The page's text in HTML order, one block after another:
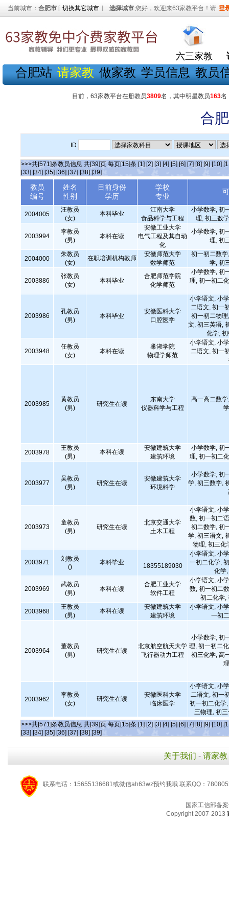
当前城市： 合肥市 [ 切换其它城市 ] 选择城市 您好，欢迎来63家教平台！请 登
六三家教
合肥站 请家教 做家教 学员信息 教员
目前，63家教平台在册教员3809名，其中明星教员163名
合
ID
>>>共[571]条教员信息 共[39]页 每页[15]条 [1] [2] [3] [4] [5] [6] [7] [8] [9] [10]
[33] [34] [35] [36] [37] [38] [39]
教员
编号
姓名
性别
目前身份
学历
学校
专业
2004005
汪教员
(女)
本科毕业
江南大学
食品科学与工程
小学数学, 初
理, 初三数
2003994
李教员
(男)
本科在读
安徽工业大学
电气工程及其自动
化
小学数学, 初
理, 初
2004000
朱教员
(女)
在职培训机构教师
安徽师范大学
数学师范
初一初二数
学, 初
2003886
张教员
(女)
本科毕业
合肥师范学院
化学师范
小学数学, 初
理, 初一初二
2003986
孔教员
(男)
本科毕业
安徽医科大学
口腔医学
小学语文, 小
二语文, 初一
初一初二物
文, 初三英语,
化学,
2003948
任教员
(女)
本科在读
巢湖学院
物理学师范
小学语文, 小
二语文, 初一
2003985
黄教员
(男)
研究生在读
东南大学
仪器科学与工程
高一高二数
2003978
王教员
(男)
本科在读
安徽建筑大学
建筑环境
小学数学, 初
理, 初一初二
2003977
吴教员
(男)
研究生在读
安徽建筑大学
环境科学
小学数学, 初
学, 初三数学,
2003973
童教员
(男)
研究生在读
北京交通大学
土木工程
小学语文, 小
数, 初一初二
初二数学, 初
学, 初三语文,
物理, 初三化
2003971
刘教员
()
本科毕业 18355189030
小学语文, 小
一初二化学,
化学
2003969
武教员
(男)
本科在读
合肥工业大学
软件工程
小学语文, 小
数, 初一初二
初二化学,
2003968
王教员
(男)
本科在读
安徽建筑大学
建筑环境
小学语文, 小
一初
2003964
董教员
(男)
研究生在读
北京航空航天大学
飞行器动力工程
小学数学, 初
理, 初一初二
初三化学, 高
2003962
李教员
(女)
研究生在读
安徽医科大学
临床医学
小学语文, 小
二语文, 初一
初一初二化学
三物理, 初
>>>共[571]条教员信息 共[39]页 每页[15]条 [1] [2] [3] [4] [5] [6] [7] [8] [9] [10]
[33] [34] [35] [36] [37] [38] [39]
关于我们 - 请家教
联系电话：15655136681或微信ah63wz预约我哦 联系QQ：
国家工信部备
Copyright 2007-2013